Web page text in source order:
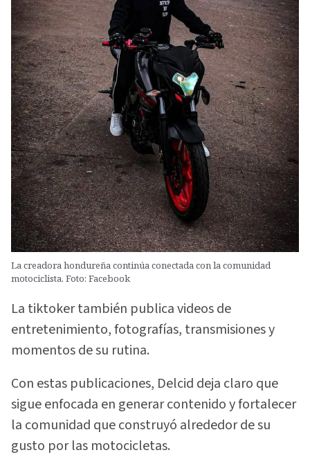
La creadora hondureña continúa conectada con la comunidad
motociclista. Foto: Facebook
La tiktoker también publica videos de
entretenimiento, fotografías, transmisiones y
momentos de su rutina.
Con estas publicaciones, Delcid deja claro que
sigue enfocada en generar contenido y fortalecer
la comunidad que construyó alrededor de su
gusto por las motocicletas.